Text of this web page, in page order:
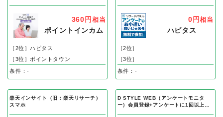
360円 相当
ポイントインカム
［2位］ハピタス
［3位］ポイントタウン
条件：-
0円相当
ハピタス
［2位］
［3位］
条件：-
楽天インサイト（旧：楽天リサーチ）
スマホ
D STYLE WEB（アンケートモニタ
ー）会員登録+アンケートに1回以上回